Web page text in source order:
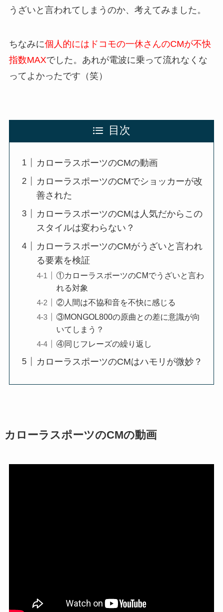
うざいと言われてしまうのか、考えてみました。
ちなみに個人的にはドコモの一休さんのCMが不快
指数MAXでした。あれが電波に乗って流れなくな
ってよかったです（笑）
目次
カローラスポーツのCMの動画
カローラスポーツのCMでショッカーが改
善された
カローラスポーツのCMは人気だからこの
スタイルは変わらない？
カローラスポーツのCMがうざいと言われ
る要素を検証
①カローラスポーツのCMでうざいと言わ
れる対象
②人間は不協和音を不快に感じる
③MONGOL800の原曲との差に意識が向
いてしまう？
④同じフレーズの繰り返し
カローラスポーツのCMはハモリが微妙？
カローラスポーツのCMの動画